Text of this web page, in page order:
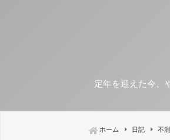
定年を迎えた今、
ホーム 日記 不